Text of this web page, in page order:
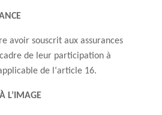
avoir souscrit aux assurances
de leur participation à
de l‘article 16.
L’IMAGE